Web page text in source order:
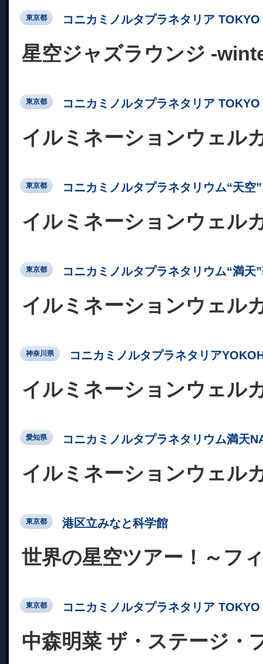
東京都 コニカミノルタプラネタリア TOKYO
星空ジャズラウンジ -
東京都 コニカミノルタプラネタリア TOKYO
イルミネーションウェル
東京都 コニカミノルタプラネタリウム“天
イルミネーションウェル
東京都 コニカミノルタプラネタリウム“満
イルミネーションウェル
神奈川県 コニカミノルタプラネタリア
イルミネーションウェル
愛知県 コニカミノルタプラネタリウム満天
イルミネーションウェル
東京都 港区立みなと科学館
世界の星空ツアー！～フ
東京都 コニカミノルタプラネタリア TOKYO
中森明菜 ザ・ステージ・